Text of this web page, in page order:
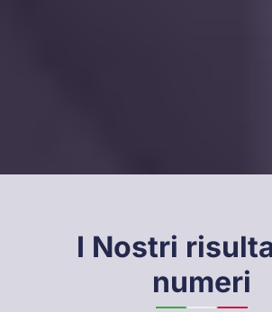
I Nostri
numeri